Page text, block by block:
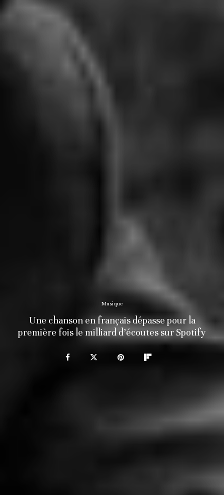
Musique
Une chanson en français dépasse pour la
première fois le milliard d’écoutes sur Spotify